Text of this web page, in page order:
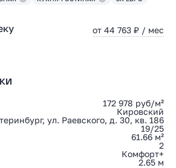
от 44 763 ₽ / мес
172 978 руб/м²
Кировский
ул. Раевского, д. 30, кв. 186
19/25
61.66 м²
2
Комфорт+
2.65 м